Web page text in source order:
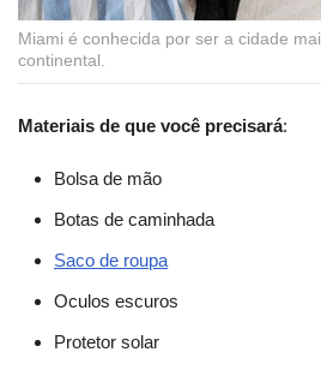
Miami é conhecida por ser a cidade
continental.
Materiais de que você precisará:
Bolsa de mão
Botas de caminhada
Saco de roupa
Oculos escuros
Protetor solar